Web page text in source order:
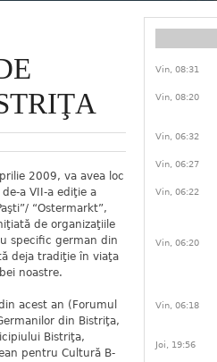
2009, va avea loc
a VII-a ediţie a
“Ostermarkt”,
de organizaţiile
specific german din
deja tradiţie în viaţa
noastre.
acest an (Forumul
din Bistriţa,
Bistriţa,
pentru Cultură B-
Vin, 08:31
Vin, 08:20
Vin, 06:32
Vin, 06:27
Vin, 06:22
Vin, 06:20
Vin, 06:18
Joi, 19:56